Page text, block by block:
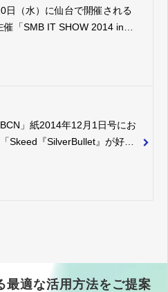
日（水）に仙台で開催される
催「SMB IT SHOW 2014 in
」紙2014年12月1日号にお
Skeed『SilverBullet』が好
最適な活用方法をご提案